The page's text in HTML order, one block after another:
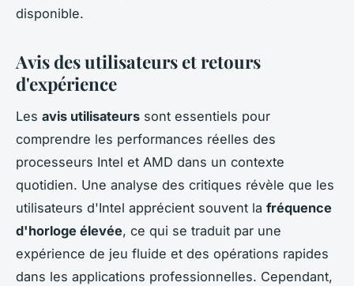
disponible.
Avis des utilisateurs et retours
d'expérience
Les avis utilisateurs sont essentiels pour
comprendre les performances réelles des
processeurs Intel et AMD dans un contexte
quotidien. Une analyse des critiques révèle que les
utilisateurs d'Intel apprécient souvent la fréquence
d'horloge élevée, ce qui se traduit par une
expérience de jeu fluide et des opérations rapides
dans les applications professionnelles. Cependant,